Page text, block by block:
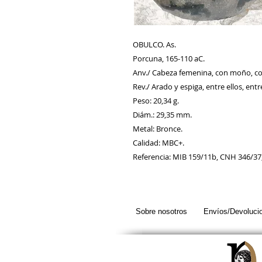
OBULCO. As.
Porcuna, 165-110 aC.
Anv./ Cabeza femenina, con moño,
Rev./ Arado y espiga, entre ellos,
Peso: 20,34 g.
Diám.: 29,35 mm.
Metal: Bronce.
Calidad: MBC+.
Referencia: MIB 159/11b, CNH 346/
Sobre nosotros Envíos/